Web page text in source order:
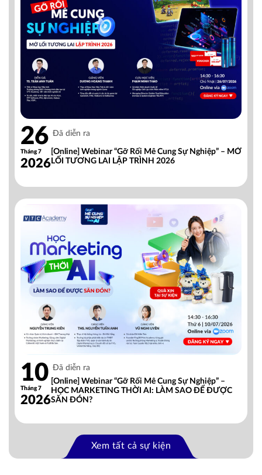
26
Tháng 7
2026
Đã diễn ra
[Online] Webinar “Gỡ Rối Mê Cung Sự Nghiệp” – MỞ
LỐI TƯƠNG LAI LẬP TRÌNH 2026
10
Tháng 7
2026
Đã diễn ra
[Online] Webinar “Gỡ Rối Mê Cung Sự Nghiệp” –
HỌC MARKETING THỜI AI: LÀM SAO ĐỂ ĐƯỢC
SĂN ĐÓN?
Xem tất cả sự kiện